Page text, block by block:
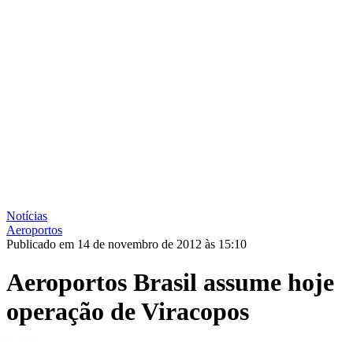
Notícias
Aeroportos
Publicado em 14 de novembro de 2012 às 15:10
Aeroportos Brasil assume hoje
operação de Viracopos